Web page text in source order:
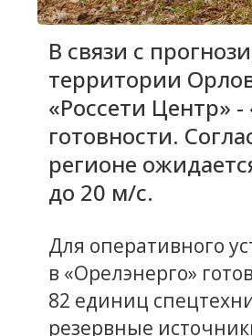
В связи с
территории
«Россети Центр»
готовности.
регионе
до 20 м/с.
Для оперативного
в «Орелэнерго»
82 единиц
резервные